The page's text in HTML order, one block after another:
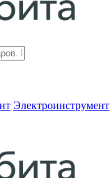
Электроинструмент